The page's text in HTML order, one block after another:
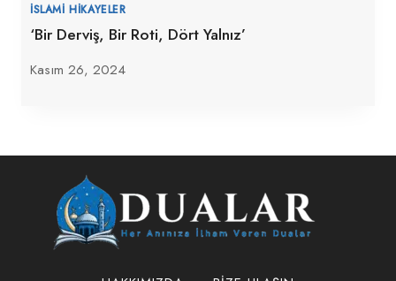
İSLAMI HIKAYELER
‘Bir Derviş, Bir Roti, Dört Yalnız’
Kasım 26, 2024